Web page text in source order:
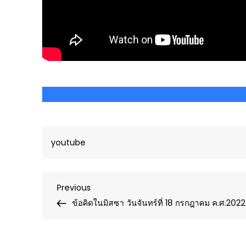
youtube
Post
Previous
Post
Previous
ข้อคิดในมิสซา วันจันทร์ที่ 18 กรกฎาคม ค.ศ.2022